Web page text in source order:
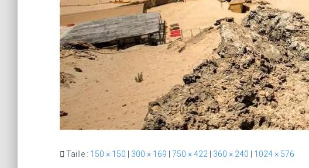
Taille : 150 × 150 300 × 169 750 × 422 360 × 240 1024 × 576